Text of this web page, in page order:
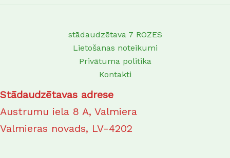
stādaudzētava 7 ROZES
Lietošanas noteikumi
Privātuma politika
Kontakti
Stādaudzētavas adrese
Austrumu iela 8 A, Valmiera
Valmieras novads, LV-4202